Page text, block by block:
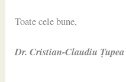
Toate cele bune,
Dr. Cristian-Claudiu Ţupea